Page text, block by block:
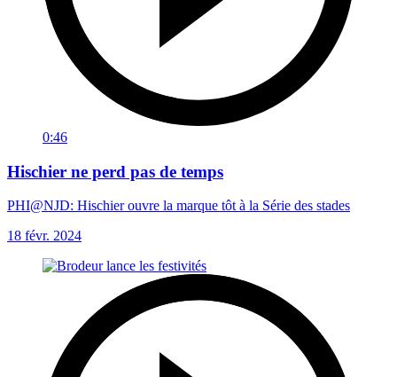
0:46
Hischier ne perd pas de temps
PHI@NJD: Hischier ouvre la marque tôt à la Série des stades
18 févr. 2024